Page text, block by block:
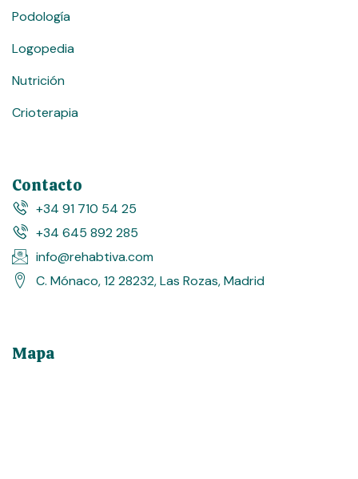
Podología
Logopedia
Nutrición
Crioterapia
Contacto
+34 91 710 54 25
+34 645 892 285
info@rehabtiva.com
C. Mónaco, 12 28232, Las Rozas, Madrid
Mapa